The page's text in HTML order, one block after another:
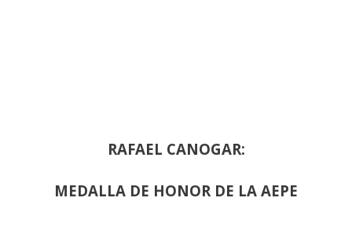
RAFAEL CANOGAR:
MEDALLA DE HONOR DE LA AEPE